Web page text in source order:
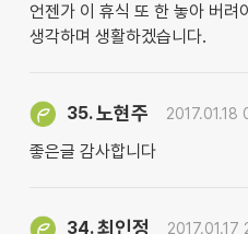
언젠가 이 휴식 또 한 놓아 버려
생각하며 생활하겠습니다.
35.노현주 2017.01.18
좋은글 감사합니다
34.최인정 2017.01.17